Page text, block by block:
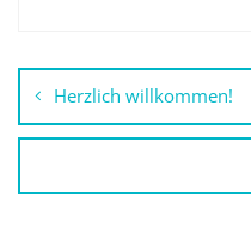
Herzlich willkommen!